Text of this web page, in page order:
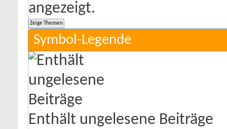
angezeigt.
Symbol-Legende
Enthält ungelesene Beiträge